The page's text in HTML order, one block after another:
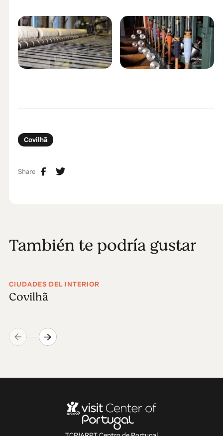
Covilhã
Share
También te podría gustar
CIUDADES DEL INTERIOR
Covilhã